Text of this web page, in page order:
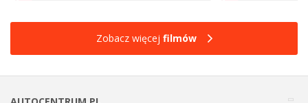
Zobacz więcej filmów